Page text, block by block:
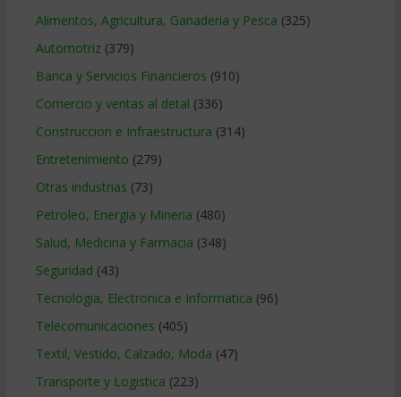
Alimentos, Agricultura, Ganaderia y Pesca (325)
Automotriz(379)
Banca y Servicios Financieros (910)
Comercio y ventas al detal (336)
Construccion e Infraestructura (314)
Entretenimiento (279)
Otras industrias (73)
Petroleo, Energia y Mineria (480)
Salud, Medicina y Farmacia (348)
Seguridad (43)
Tecnologia, Electronica e Informatica (96)
Telecomunicaciones (405)
Textil, Vestido, Calzado, Moda (47)
Transporte y Logistica (223)